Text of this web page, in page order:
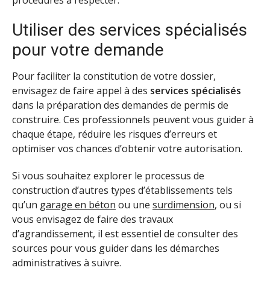
Utiliser des services spécialisés
pour votre demande
Pour faciliter la constitution de votre dossier,
envisagez de faire appel à des services spécialisés
dans la préparation des demandes de permis de
construire. Ces professionnels peuvent vous guider à
chaque étape, réduire les risques d’erreurs et
optimiser vos chances d’obtenir votre autorisation.
Si vous souhaitez explorer le processus de
construction d’autres types d’établissements tels
qu’un garage en béton ou une surdimension, ou si
vous envisagez de faire des travaux
d’agrandissement, il est essentiel de consulter des
sources pour vous guider dans les démarches
administratives à suivre.